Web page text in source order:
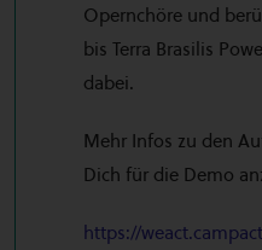
Opernchöre und
bis Terra Brasilis
dabei.
Mehr Infos zu den
Dich für die Demo
https://